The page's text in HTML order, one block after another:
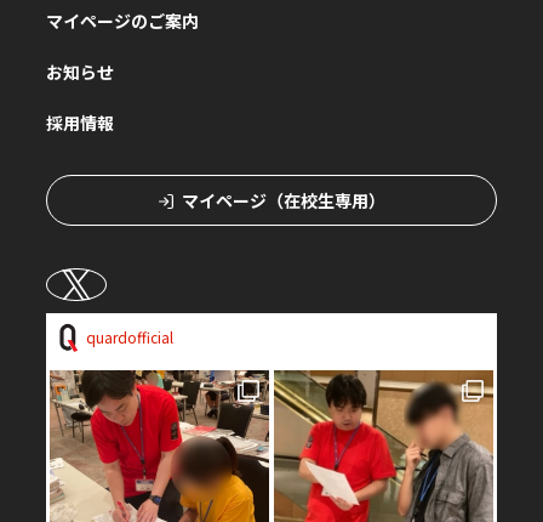
マイページのご案内
お知らせ
採用情報
マイページ（在校生専用）
quardofficial